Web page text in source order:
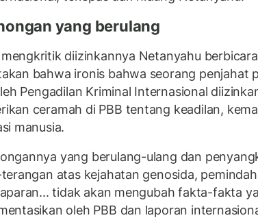
yang berulang
diizinkannya Netanyahu
bahwa ironis bahwa seorang penjahat
Pengadilan Kriminal Internasional
ceramah di PBB tentang keadilan,
manusia.
yang berulang-ulang dan
atas kejahatan genosida,
tidak akan mengubah fakta-fakta
oleh PBB dan laporan